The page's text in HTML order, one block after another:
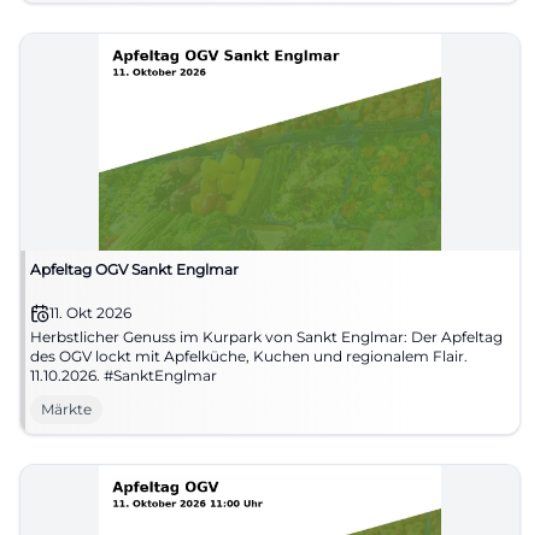
Apfeltag OGV Sankt Englmar
11. Okt 2026
Herbstlicher Genuss im Kurpark von Sankt Englmar: Der Apfeltag
des OGV lockt mit Apfelküche, Kuchen und regionalem Flair.
11.10.2026. #SanktEnglmar
Märkte